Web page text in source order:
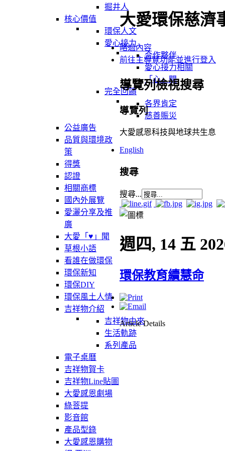
掘井人
核心價值
環保人文
愛心接力
合作夥伴
愛心接力相關
「心」聞
完全回饋
各界肯定
慈善賑災
公益廣告
品質與環境政
策
得獎
認證
相關商標
國內外展覽
愛灑分享及推
廣
大愛「♥」聞
草根小語
看誰在做環保
環保新知
環保DIY
環保風土人情
吉祥物介紹
吉祥物由來
生活軌跡
系列產品
電子桌曆
吉祥物賀卡
吉祥物Line貼圖
大愛感恩劇場
綠菩提
影音館
產品型錄
大愛感恩購物
大愛環保慈濟
略過內容
前往主導覽功能並進行登入
導覽列檢視搜尋
導覽列
大愛感恩科技與地球共生息
English
搜尋
搜尋...
週四, 14 五
環保教育續慧命
Article Details